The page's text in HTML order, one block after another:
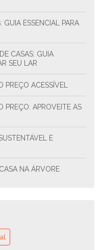
SEU LAR
PREÇO ACESSÍVEL
NA ÁRVORE